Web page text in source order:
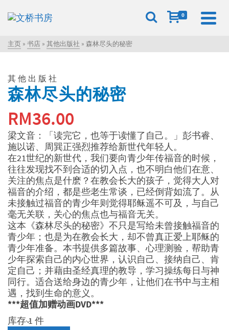
0
主页 » 书店 » 其他出版社 » 森林尽头的秘密
其他出版社
森林尽头的秘密
RM36.00
梁文音：「读完它，也等于读懂了自己。」彭书睿、
施以诺、周巽正强烈推荐给新世代年轻人。
在21世纪的新世代，我们要向青少年传福音的时候，
往往发现找不到合适的切入点，也不明白他们在意、
关注的焦点是什麽？在教会长大的孩子，觉得大人对
福音的介绍，都是些老生常谈，已经倒背如流了。从
未接触过福音的青少年则觉得耶稣遥不可及，与自己
毫无关联，关心的焦点也与福音无关。
这本《森林尽头的秘密》不只是写给未曾接触福音的
青少年；也是为在教会长大，却不曾真正爱上耶稣的
青少年准备。本书提供多篇故事、心理测验，帮助青
少年探索自己的内心世界，认识自己、接纳自己、肯
定自己；并藉由圣经真理的教导，学习操练每日与神
同行。适合送给身边的青少年，让他们在书中与主相
遇，找到生命的意义。
***超值加赠动画DVD***
库存 1 件